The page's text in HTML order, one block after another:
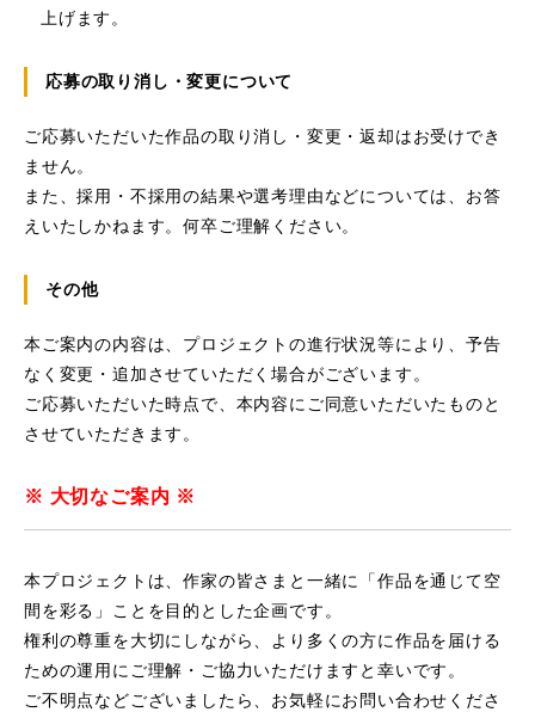
上げます。
応募の取り消し・変更について
ご応募いただいた作品の取り消し・変更・返却はお受けでき
ません。
また、採用・不採用の結果や選考理由などについては、お答
えいたしかねます。何卒ご理解ください。
その他
本ご案内の内容は、プロジェクトの進行状況等により、予告
なく変更・追加させていただく場合がございます。
ご応募いただいた時点で、本内容にご同意いただいたものと
させていただきます。
※ 大切なご案内 ※
本プロジェクトは、作家の皆さまと一緒に「作品を通じて空
間を彩る」ことを目的とした企画です。
権利の尊重を大切にしながら、より多くの方に作品を届ける
ための運用にご理解・ご協力いただけますと幸いです。
ご不明点などございましたら、お気軽にお問い合わせくださ